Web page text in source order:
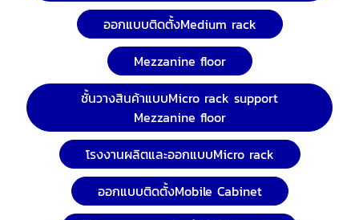
ออกแบบติดตั้งMedium rack
Mezzanine floor
ชั้นวางสินค้าแบบMicro rack support
Mezzanine floor
โรงงานผลิตและออกแบบMicro rack
ออกแบบติดตั้งMobile Cabinet